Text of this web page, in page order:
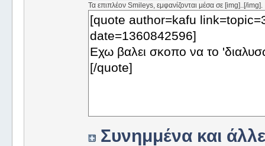
Τα επιπλέον Smileys, εμφανίζονται μέσα σε [img]..[/img].
Συνημμένα και